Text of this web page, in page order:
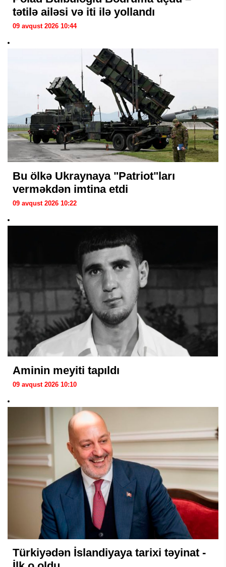
tətilə ailəsi və iti ilə yollandı
09 avqust 2026 10:44
Bu ölkə Ukraynaya "Patriot"ları
verməkdən imtina etdi
09 avqust 2026 10:22
Aminin meyiti tapıldı
09 avqust 2026 10:10
Türkiyədən İslandiyaya tarixi təyinat -